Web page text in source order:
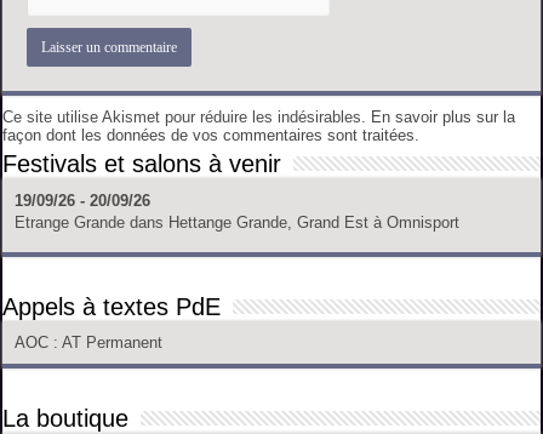
Ce site utilise Akismet pour réduire les indésirables. En savoir plus sur la
façon dont les données de vos commentaires sont traitées.
Festivals et salons à venir
19/09/26 - 20/09/26
Etrange Grande dans Hettange Grande, Grand Est à Omnisport
Appels à textes PdE
AOC : AT Permanent
La boutique